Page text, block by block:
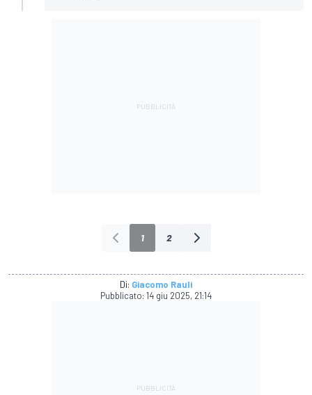
1 2
Di: Giacomo Rauli
Pubblicato: 14 giu 2025, 21:14